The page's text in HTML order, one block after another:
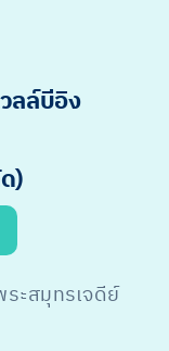
ลล์บีอิง
)
ะสมุทรเจดีย์